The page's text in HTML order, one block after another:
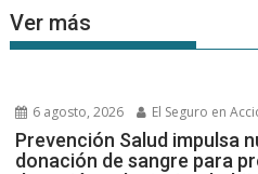
Ver más
6 agosto, 2026 El Seguro en
Prevención Salud impulsa
donación de sangre para